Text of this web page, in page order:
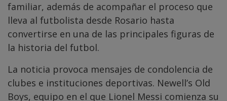
familiar, además de acompañar el proceso que
lleva al futbolista desde Rosario hasta
convertirse en una de las principales figuras de
la historia del futbol.
La noticia provoca mensajes de condolencia de
clubes e instituciones deportivas. Newell’s Old
Boys, equipo en el que Lionel Messi comienza su